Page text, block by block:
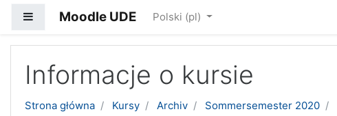
Panel boczny
Moodle UDE Polski ‎(pl)‎
Informacje o kursie
Strona główna Kursy Archiv Sommersemester 2020